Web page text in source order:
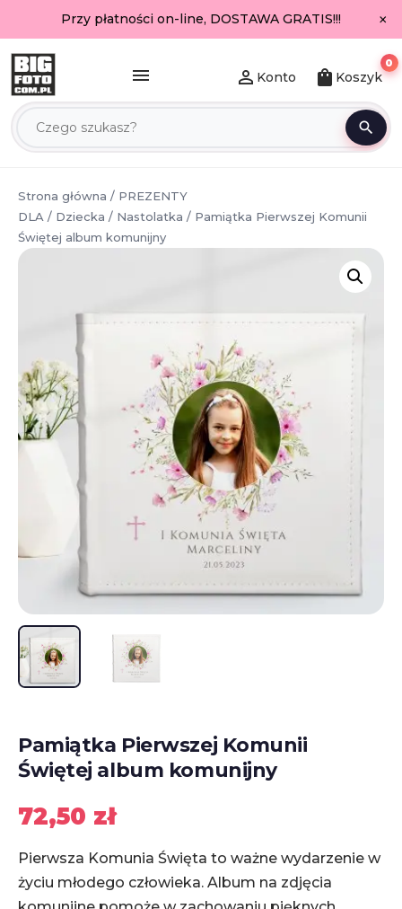
Przy płatności on-line, DOSTAWA GRATIS!!! ×
menu
search
person_outline Konto shopping_bag Koszyk
0
Strona główna / PREZENTY
DLA / Dziecka / Nastolatka / Pamiątka Pierwszej Komunii
Świętej album komunijny
Pamiątka Pierwszej Komunii
Świętej album komunijny
72,50 zł
Pierwsza Komunia Święta to ważne wydarzenie w
życiu młodego człowieka. Album na zdjęcia